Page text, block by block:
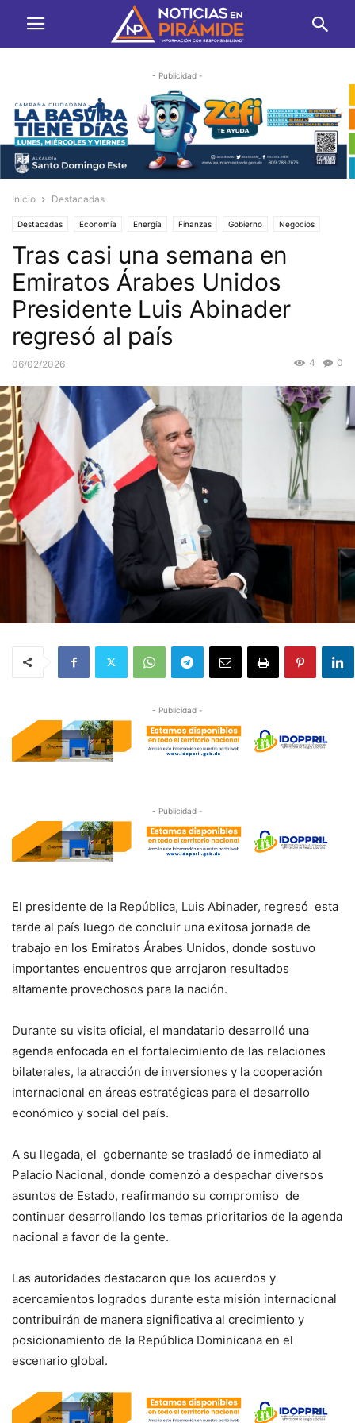
- Publicidad -
Inicio Destacadas
Destacadas Economía Energía Finanzas Gobierno Negocios
Tras casi una semana en
Emiratos Árabes Unidos
Presidente Luis Abinader
regresó al país
06/02/2026 0
4
- Publicidad -
- Publicidad -
El presidente de la República, Luis Abinader, regresó esta
tarde al país luego de concluir una exitosa jornada de
trabajo en los Emiratos Árabes Unidos, donde sostuvo
importantes encuentros que arrojaron resultados
altamente provechosos para la nación.
Durante su visita oficial, el mandatario desarrolló una
agenda enfocada en el fortalecimiento de las relaciones
bilaterales, la atracción de inversiones y la cooperación
internacional en áreas estratégicas para el desarrollo
económico y social del país.
A su llegada, el gobernante se trasladó de inmediato al
Palacio Nacional, donde comenzó a despachar diversos
asuntos de Estado, reafirmando su compromiso de
continuar desarrollando los temas prioritarios de la agenda
nacional a favor de la gente.
Las autoridades destacaron que los acuerdos y
acercamientos logrados durante esta misión internacional
contribuirán de manera significativa al crecimiento y
posicionamiento de la República Dominicana en el
escenario global.